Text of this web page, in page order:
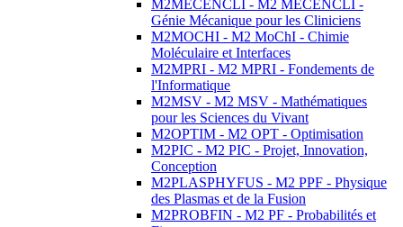
M2MECENCLI - M2 MECENCLI -
Génie Mécanique pour les Cliniciens
M2MOCHI - M2 MoChI - Chimie
Moléculaire et Interfaces
M2MPRI - M2 MPRI - Fondements de
l'Informatique
M2MSV - M2 MSV - Mathématiques
pour les Sciences du Vivant
M2OPTIM - M2 OPT - Optimisation
M2PIC - M2 PIC - Projet, Innovation,
Conception
M2PLASPHYFUS - M2 PPF - Physique
des Plasmas et de la Fusion
M2PROBFIN - M2 PF - Probabilités et